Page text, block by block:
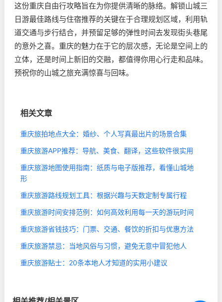
这份重庆自由行攻略旨在为你提供清晰的脉络。解锁山城三
日游最佳路线与住宿推荐的关键在于合理规划区域，利用轨
道交通与步行结合，并预留足够的弹性时间去发现街头巷尾
的意外之喜。重庆的魅力在于它的层次感，无论是空间上的
立体，还是时间上新旧的交融，都值得你用心行走和品味。
预祝你的山城之旅充满惊喜与回味。
相关文章
重庆旅拍地点大全：婚纱、个人写真最出片的场景合集
重庆旅游APP推荐：导航、美食、翻译，这些软件很实用
重庆旅游地图使用指南：纸质与电子版推荐，看懂山城地
形
重庆旅游路线规划工具：根据兴趣与天数定制专属行程
重庆旅游时间安排范例：如何高效利用每一天的游玩时间
重庆旅游省钱技巧：门票、交通、餐饮的折扣与优惠方法
重庆旅游禁忌：当地风俗与习惯，避免无意中冒犯他人
重庆旅游贴士：20条本地人才知道的实用小建议